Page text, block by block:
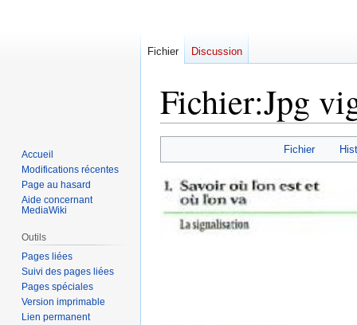
Fichier:Jpg
à
la
navigation
à
la
recherche
Fichier
Fichier Discussion
Accueil
Modifications récentes
Page au hasard
Aide concernant
MediaWiki
Outils
Pages liées
Suivi des pages liées
Pages spéciales
Version imprimable
Lien permanent